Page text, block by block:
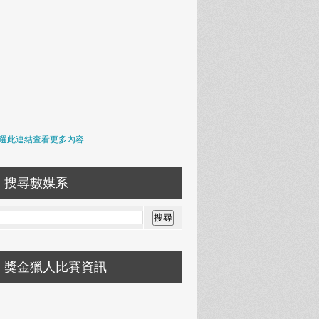
此連結查看更多內容
搜尋數媒系
獎金獵人比賽資訊